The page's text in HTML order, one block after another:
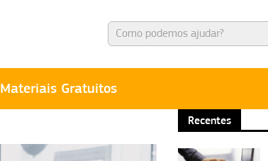
Materiais Gratuitos
Recentes